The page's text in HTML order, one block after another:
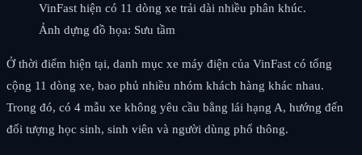
VinFast hiện có 11 dòng xe trải dài nhiều phân khúc.
Ảnh dựng đồ họa: Sưu tầm
Ở thời điểm hiện tại, danh mục xe máy điện của VinFast có tổng
cộng 11 dòng xe, bao phủ nhiều nhóm khách hàng khác nhau.
Trong đó, có 4 mẫu xe không yêu cầu bằng lái hạng A, hướng đến
đối tượng học sinh, sinh viên và người dùng phổ thông.